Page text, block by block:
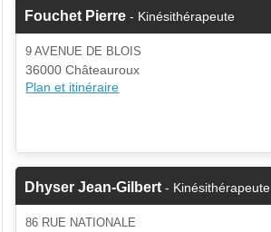
Fouchet Pierre - Kinésithérapeute
9 AVENUE DE BLOIS
36000 Châteauroux
Plan et itinéraire
Dhyser Jean-Gilbert - Kinésithérapeute
86 RUE NATIONALE